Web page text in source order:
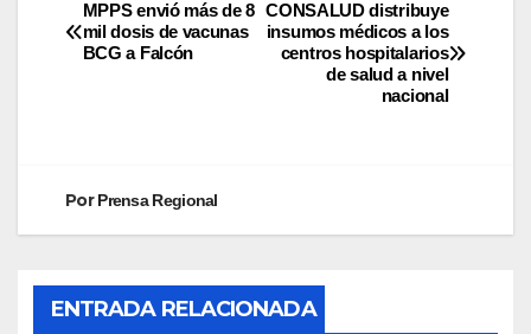
CONSALUD distribuye
insumos médicos a los
centros hospitalarios
de salud a nivel
nacional
MPPS envió más de 8
mil dosis de vacunas
BCG a Falcón
PorPrensa Regional
ENTRADA RELACIONADA